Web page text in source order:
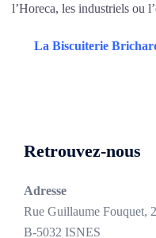
l’Horeca, les industriels ou
La Biscuiterie
Retrouvez-nous
Adresse
Rue Guillaume Fouquet,
B-5032 ISNES